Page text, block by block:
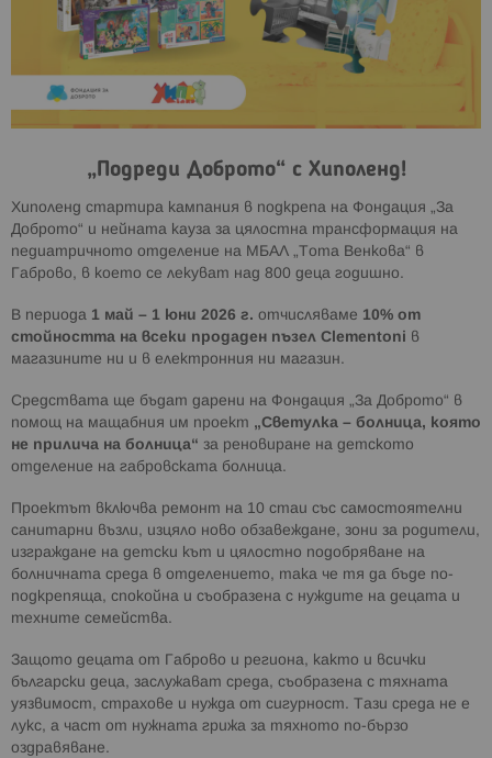
„Подреди Доброто“ с Хиполенд!
Хиполенд стартира кампания в подкрепа на Фондация „За
Доброто“ и нейната кауза за цялостна трансформация на
педиатричното отделение на МБАЛ „Тота Венкова“ в
Габрово, в което се лекуват над 800 деца годишно.
В периода 1 май – 1 юни 2026 г. отчисляваме 10% от
стойността на всеки продаден пъзел Clementoni в
магазините ни и в електронния ни магазин.
Средствата ще бъдат дарени на Фондация „За Доброто“ в
помощ на мащабния им проект „Светулка – болница, която
не прилича на болница“ за реновиране на детското
отделение на габровската болница.
Проектът включва ремонт на 10 стаи със самостоятелни
санитарни възли, изцяло ново обзавеждане, зони за родители,
изграждане на детски кът и цялостно подобряване на
болничната среда в отделението, така че тя да бъде по-
подкрепяща, спокойна и съобразена с нуждите на децата и
техните семейства.
Защото децата от Габрово и региона, както и всички
български деца, заслужават среда, съобразена с тяхната
уязвимост, страхове и нужда от сигурност. Тази среда не е
лукс, а част от нужната грижа за тяхното по-бързо
оздравяване.